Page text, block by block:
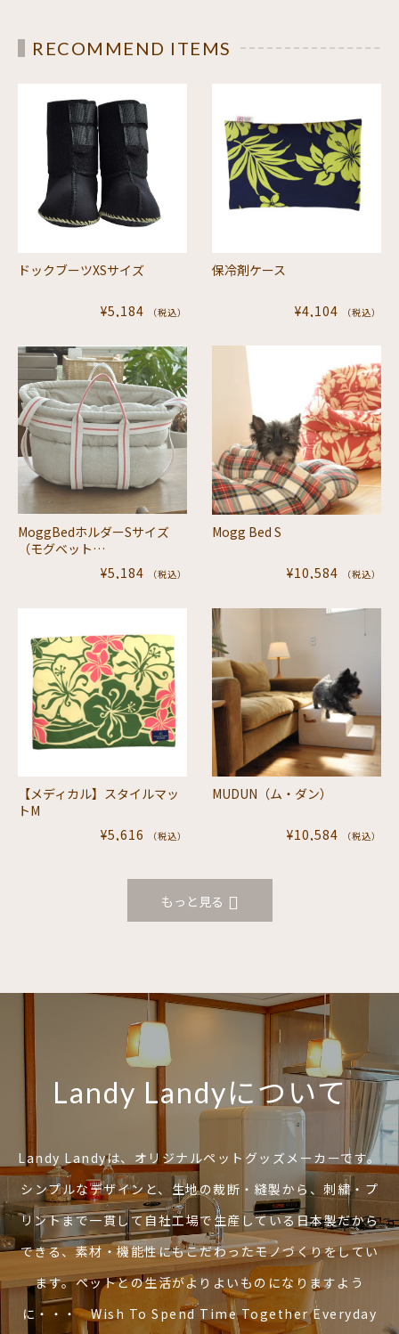
RECOMMEND ITEMS
ドックブーツXSサイズ
¥5,184 （税込）
保冷剤ケース
¥4,104 （税込）
MoggBedホルダーSサイズ
（モグベット…
¥5,184
（税込）
Mogg Bed S
¥10,584 （税込）
【メディカル】スタイルマッ
トM
¥5,616
（税込）
MUDUN（ム・ダン）
¥10,584 （税込）
もっと見る
Landy Landyについて
Landy Landyは、オリジナルペットグッズメーカーです。
シンプルなデザインと、生地の裁断・縫製から、刺繍・プ
リントまで一貫して自社工場で生産している日本製だから
できる、素材・機能性にもこだわったモノづくりをしてい
ます。ペットとの生活がよりよいものになりますよう
に・・・ Wish To Spend Time Together Everyday